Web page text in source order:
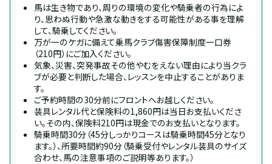
馬は生き物であり、周りの環境の変化や騎乗者の行為によ
り、思わぬ行動や急激な動きをする可能性がある事を理解
して、騎乗してください。
万が一のケガに備えて乗馬クラブ傷害保障制度一口券
（210円）にご加入ください。
気象、災害、突発事故その他やむをえない理由により当クラ
ブが必要と判断した場合、レッスンを中止することがありま
す。
ご予約時間の30分前にフロントへお越しください。
装具レンタル代と保険料の1,860円は当日お支払いくださ
い。その内、保険料210円は現金でのお支払いとなります。
騎乗時間30分（45分しっかりコースは騎乗時間45分となり
ます。）、所要時間約90分（騎乗受付やレンタル装具のサイズ
合わせ、馬の注意事項のご説明等あります。）